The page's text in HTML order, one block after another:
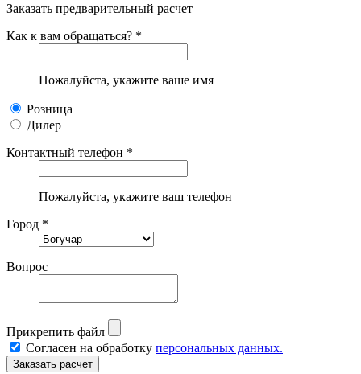
Заказать предварительный расчет
Как к вам обращаться? *
Пожалуйста, укажите ваше имя
Розница
Дилер
Контактный телефон *
Пожалуйста, укажите ваш телефон
Город *
Вопрос
Прикрепить файл
Согласен на обработку персональных данных.